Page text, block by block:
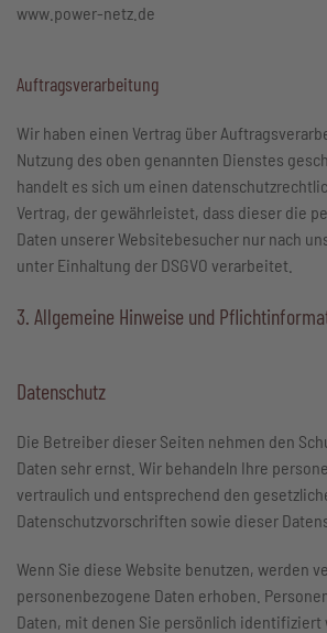
www.power-netz.de
Auftragsverarbeitung
Wir haben einen Vertrag über
Nutzung des oben genannten Dienstes
handelt es sich um einen
Vertrag, der gewährleistet, dass dieser die
Daten unserer Websitebesucher nur nach
unter Einhaltung der DSGVO verarbeitet.
3. Allgemeine Hinweise und
Datenschutz
Die Betreiber dieser Seiten nehmen den
Daten sehr ernst. Wir behandeln Ihre
vertraulich und entsprechend den
Datenschutzvorschriften sowie dieser
Wenn Sie diese Website benutzen, werden
personenbezogene Daten erhoben.
Daten, mit denen Sie persönlich identifiziert